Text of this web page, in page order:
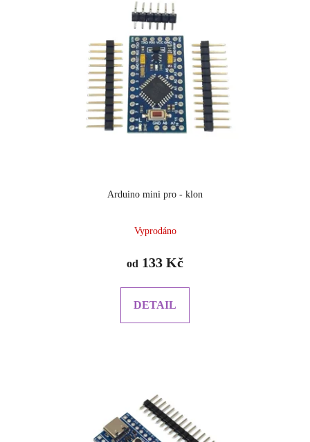
Arduino mini pro - klon
Vyprodáno
od 133 Kč
DETAIL